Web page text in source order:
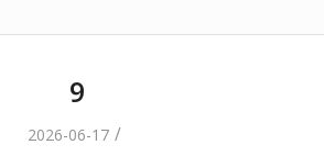
9
2026-06-17 /